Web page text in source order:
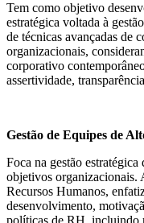
Tem como objetivo
estratégica voltada à
de técnicas avançadas de
organizacionais,
corporativo
assertividade,
Gestão de Equipes de
Foca na gestão estratégica
objetivos organizacionais.
Recursos Humanos,
desenvolvimento,